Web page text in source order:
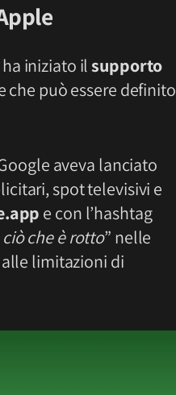
iniziato ilsupporto
può essere definito
aveva lanciato
spot televisivi e
e con l’hashtag
che è rotto” nelle
limitazioni di